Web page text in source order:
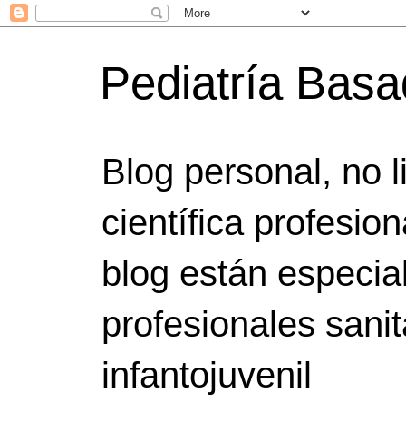
Pediatría
Blog personal, no
científica
blog están
profesionales
infantojuvenil